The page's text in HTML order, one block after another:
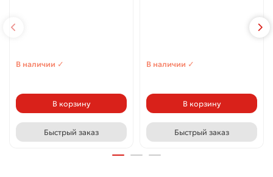
В наличии ✓
В корзину
Быстрый заказ
В наличии ✓
В корзину
Быстрый заказ